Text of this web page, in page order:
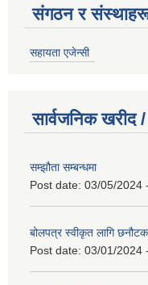
संगठन र
सहायता एजेन्सी
सार्वजनिक खरीद
सम्झौता सम्बन्धमा
Post date: 03/05/2024
बोलपत्र स्वीकृत लागि
Post date: 03/01/2024